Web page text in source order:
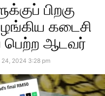
பிறகு
கடைசி
பெற்ற ஆடவர்
24, 2024 3:28 pm